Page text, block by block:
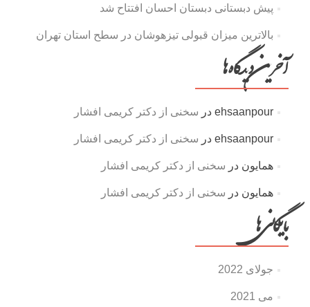
پیش دبستانی دبستان احسان افتتاح شد
بالاترین میزان قبولی تیزهوشان در سطح استان تهران
آخرین دیدگاه‌ها
ehsaanpourدر سخنی از دکتر کریمی افشار
ehsaanpourدر سخنی از دکتر کریمی افشار
همایون در سخنی از دکتر کریمی افشار
همایون در سخنی از دکتر کریمی افشار
بایگانی‌ها
جولای 2022
می 2021